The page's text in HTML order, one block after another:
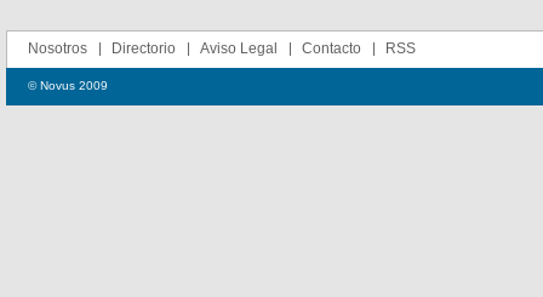
Nosotros Directorio Aviso Legal Contacto RSS
© Novus 2009